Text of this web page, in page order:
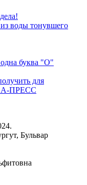
воды тонувшего
буква "О"
для
ПРЕСС
, Бульвар